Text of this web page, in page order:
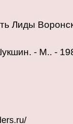
Лиды
- М.. -